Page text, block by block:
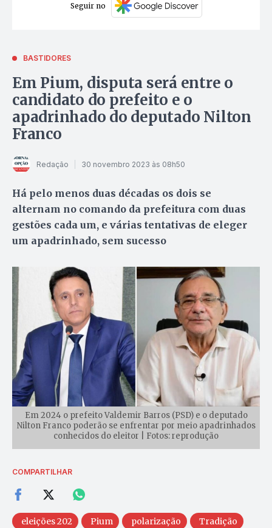
Seguir no
BASTIDORES
Em Pium, disputa será entre o
candidato do prefeito e o
apadrinhado do deputado Nilton
Franco
Redação 30 novembro 2023 às 08h50
Há pelo menos duas décadas os dois se
alternam no comando da prefeitura com duas
gestões cada um, e várias tentativas de eleger
um apadrinhado, sem sucesso
Em 2024 o prefeito Valdemir Barros (PSD) e o deputado
Nilton Franco poderão se enfrentar por meio apadrinhados
conhecidos do eleitor | Fotos: reprodução
COMPARTILHAR
eleições 202 Pium polarização Tradição